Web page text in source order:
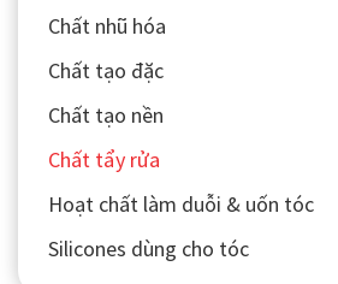
Chất nhũ hóa
Chất tạo đặc
Chất tạo nền
Chất tẩy rửa
Hoạt chất làm duỗi & uốn tóc
Silicones dùng cho tóc